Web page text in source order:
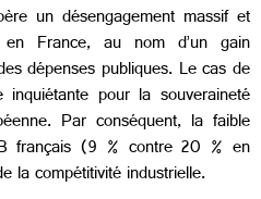
un désengagement massif et
France, au nom d’un gain
dépenses publiques. Le cas de
pour la souveraineté
Par conséquent, la faible
français (9 % contre 20 % en
la compétitivité industrielle.